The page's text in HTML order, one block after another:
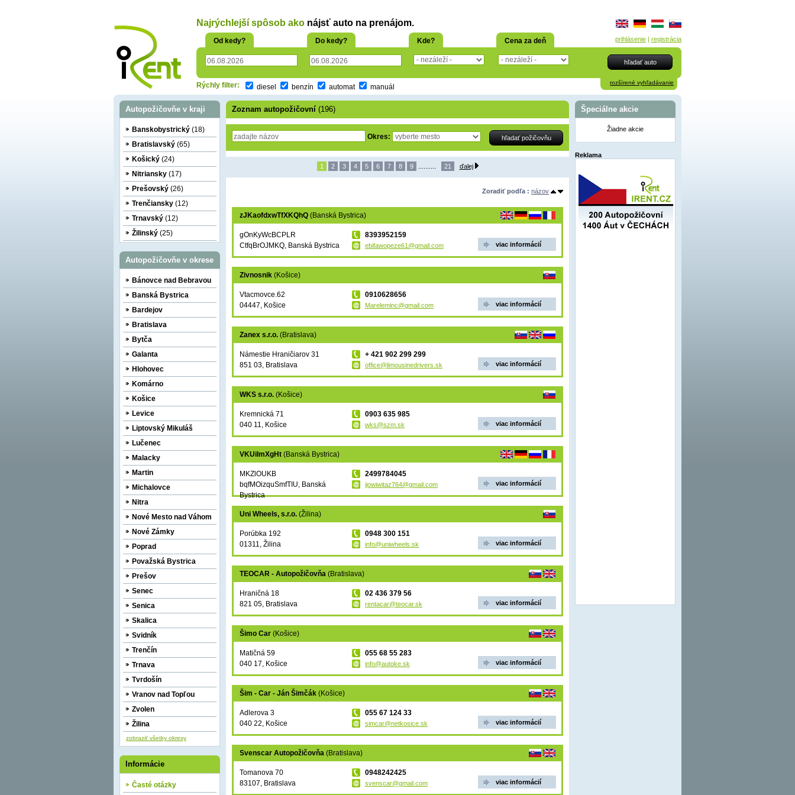
Najrýchlejší spôsob ako nájsť auto na prenájom.
Od kedy? Do kedy? Kde? Cena za deň prihlásenie | registrácia
Rýchly filter: diesel benzín automat manuál
rozšírené vyhľadávanie
Autopožičovňe v kraji
Banskobystrický (18)
Bratislavský (65)
Košický (24)
Nitriansky (17)
Prešovský (26)
Trenčiansky (12)
Trnavský (12)
Žilinský (25)
Autopožičovňe v okrese
Bánovce nad Bebravou
Banská Bystrica
Bardejov
Bratislava
Bytča
Galanta
Hlohovec
Komárno
Košice
Levice
Liptovský Mikuláš
Lučenec
Malacky
Martin
Michalovce
Nitra
Nové Mesto nad Váhom
Nové Zámky
Poprad
Považská Bystrica
Prešov
Senec
Senica
Skalica
Svidník
Trenčín
Trnava
Tvrdošín
Vranov nad Topľou
Zvolen
Žilina
zobraziť všetky okresy
Informácie
Časté otázky
Zoznam autopožičovní (196)
Okres:
1 2 3 4 5 6 7 8 9 21 ďalej
Zoradiť podľa : názov
zJKaofdxwTfXKQhQ (Banská Bystrica)
gOnKyWcBCPLR
CtfqBrOJMKQ, Banská Bystrica
8393952159
ebifawopeze61@gmail.com viac informácií
Zivnosnik (Košice)
Vtacmovce.62
04447, Košice
0910628656
Mareleminc@gmail.com viac informácií
Zanex s.r.o. (Bratislava)
Námestie Hraničiarov 31
851 03, Bratislava
+ 421 902 299 299
office@limousinedrivers.sk viac informácií
WKS s.r.o. (Košice)
Kremnická 71
040 11, Košice
0903 635 985
wks@szm.sk viac informácií
VKUiImXgHt (Banská Bystrica)
MKZlOUKB
bqfMOizquSmfTIU, Banská
Bystrica
2499784045
ijowiwitaz764@gmail.com viac informácií
Uni Wheels, s.r.o. (Žilina)
Porúbka 192
01311, Žilina
0948 300 151
info@uniwheels.sk viac informácií
TEOCAR - Autopožičovňa (Bratislava)
Hraničná 18
821 05, Bratislava
02 436 379 56
rentacar@teocar.sk viac informácií
Šimo Car (Košice)
Matičná 59
040 17, Košice
055 68 55 283
info@autoke.sk viac informácií
Šim - Car - Ján Šimčák (Košice)
Adlerova 3
040 22, Košice
055 67 124 33
simcar@netkosice.sk viac informácií
Svenscar Autopožičovňa (Bratislava)
Tomanova 70
83107, Bratislava
0948242425
svenscar@gmail.com viac informácií
Špeciálne akcie
Žiadne akcie
Reklama